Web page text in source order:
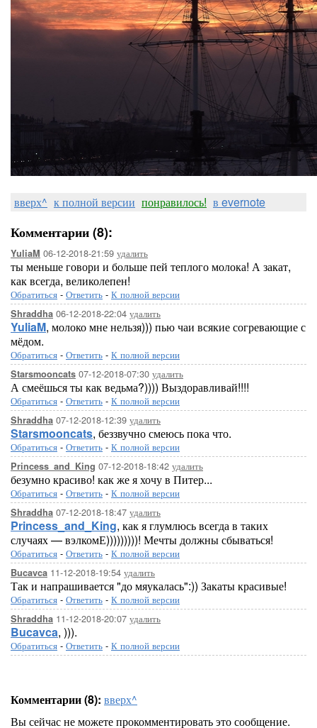
вверх^ к полной версии понравилось! в evernote
Комментарии (8):
YuliaM 06-12-2018-21:59 удалить
ты меньше говори и больше пей теплого молока! А закат,
как всегда, великолепен!
Обратиться - Ответить - К полной версии
Shraddha 06-12-2018-22:04 удалить
YuliaM, молоко мне нельзя))) пью чаи всякие согревающие с
мёдом.
Обратиться - Ответить - К полной версии
Starsmooncats 07-12-2018-07:30 удалить
А смеёшься ты как ведьма?)))) Выздоравливай!!!!
Обратиться - Ответить - К полной версии
Shraddha 07-12-2018-12:39 удалить
Starsmooncats, беззвучно смеюсь пока что.
Обратиться - Ответить - К полной версии
Princess_and_King 07-12-2018-18:42 удалить
безумно красиво! как же я хочу в Питер...
Обратиться - Ответить - К полной версии
Shraddha 07-12-2018-18:47 удалить
Princess_and_King, как я глумлюсь всегда в таких
случаях — вэлкомЕ)))))))))! Мечты должны сбываться!
Обратиться - Ответить - К полной версии
Bucavca 11-12-2018-19:54 удалить
Так и напрашивается "до мяукалась":)) Закаты красивые!
Обратиться - Ответить - К полной версии
Shraddha 11-12-2018-20:07 удалить
Bucavca, ))).
Обратиться - Ответить - К полной версии
Комментарии (8): вверх^
Вы сейчас не можете прокомментировать это сообщение.